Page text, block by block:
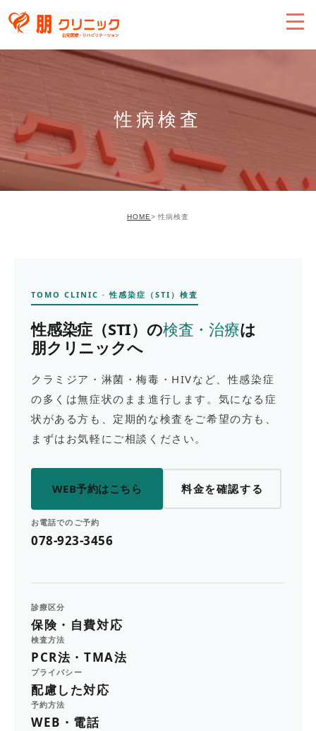
性病検査
HOME 性病検査
TOMO CLINIC · 性感染症（STI）検査
性感染症（STI）の検査・治療は
朋クリニックへ
クラミジア・淋菌・梅毒・HIVなど、性感染症
の多くは無症状のまま進行します。気になる症
状がある方も、定期的な検査をご希望の方も、
まずはお気軽にご相談ください。
WEB予約はこちら 料金を確認する
お電話でのご予約
078-923-3456
診療区分
保険・自費対応
検査方法
PCR法・TMA法
プライバシー
配慮した対応
予約方法
WEB・電話